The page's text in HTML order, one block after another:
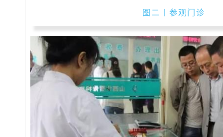
图二丨参观门诊